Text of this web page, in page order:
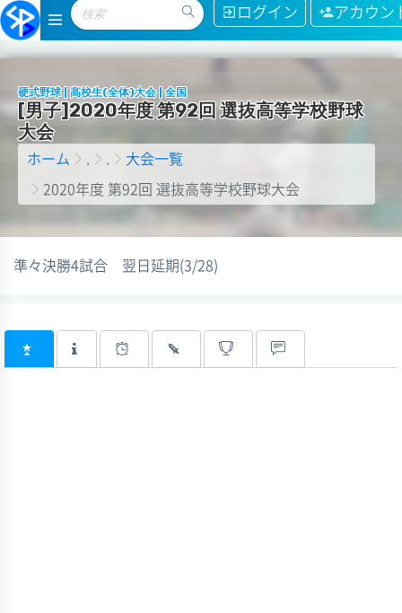
ログイン アカウン
硬式野球 | 高校生(全体)大会 | 全国
[男子] 2020年度第92回 選抜高等学校野球
大会
ホーム 大会一覧
2020年度 第92回 選抜高等学校野球大会
準々決勝4試合　翌日延期(3/28)